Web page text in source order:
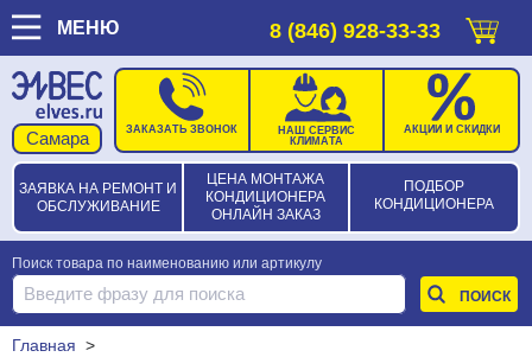
МЕНЮ 8 (846) 928-33-33
ЗАЯВКА НА РЕМОНТ И
ОБСЛУЖИВАНИЕ
ЦЕНА МОНТАЖА
КОНДИЦИОНЕРА
ОНЛАЙН ЗАКАЗ
ПОДБОР
КОНДИЦИОНЕРА
ЗАКАЗАТЬ ЗВОНОК
НАШ СЕРВИС
КЛИМАТА
АКЦИИ И СКИДКИ
Поиск товара по наименованию или артикулу
Главная >